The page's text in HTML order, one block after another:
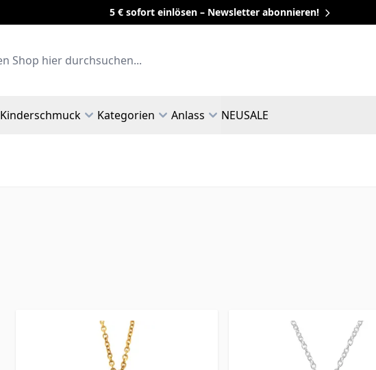
5 € sofort einlösen – Newsletter abonnieren!
Kinderschmuck Kategorien Anlass NEUSALE